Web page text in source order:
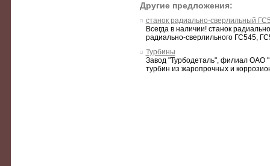
Другие предложения:
станок радиально-сверлильный
Всегда в наличии! станок
радиально-сверлильного ГС545,
Турбины
Завод "Турбодеталь", филиал ОАО
турбин из жаропрочных и